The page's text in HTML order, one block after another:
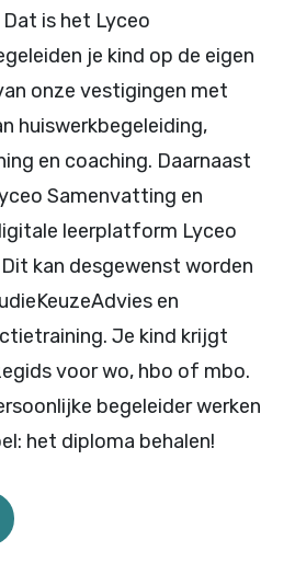
is het Lyceo
je kind op de eigen
onze vestigingen met
huiswerkbegeleiding,
en coaching. Daarnaast
Samenvatting en
leerplatform Lyceo
kan desgewenst worden
en
Je kind krijgt
voor wo, hbo of mbo.
begeleider werken
het diploma behalen!